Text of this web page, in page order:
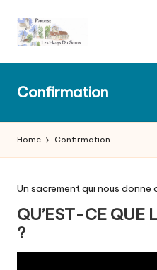
Skip
content
P
a
r
o
i
s
s
e
l
Confirmation
Home Confirmation
Un sacrement qui nous donne
QU’EST-CE QUE
?